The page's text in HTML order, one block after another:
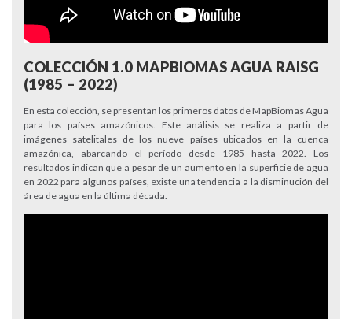
COLECCIÓN 1.0 MAPBIOMAS AGUA RAISG
(1985 – 2022)
En esta colección, se presentan los primeros datos de MapBiomas Agua
para los países amazónicos. Este análisis se realiza a partir de
imágenes satelitales de los nueve países ubicados en la cuenca
amazónica, abarcando el período desde 1985 hasta 2022. Los
resultados indican que a pesar de un aumento en la superficie de agua
en 2022 para algunos países, existe una tendencia a la disminución del
área de agua en la última década.